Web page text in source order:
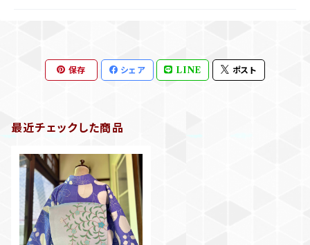
保存 シェア LINE ポスト
最近チェックした商品